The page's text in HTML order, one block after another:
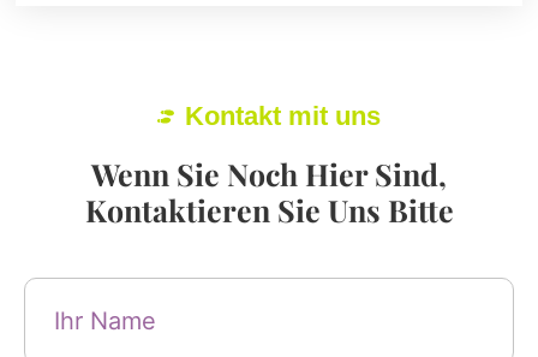
Kontakt mit uns
Wenn Sie Noch Hier Sind,
Kontaktieren Sie Uns Bitte